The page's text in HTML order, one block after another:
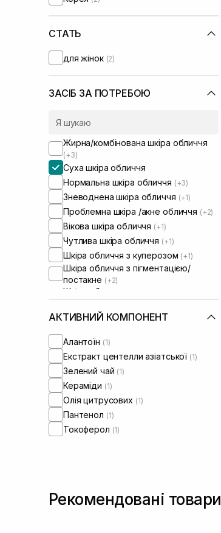
Medicube
Medik8(+4)
Needly
Question and Answer
Real Barrier(+1)
Rejuran (+2)
Sachi Skin
Transparent-Lab
UIQ(+4)
Usolab(+4)
VT Cosmetics(+1)
СТАТЬ
для жінок (2)
ЗАСІБ ЗА ПОТРЕБОЮ
Жирна/комбінована шкіра обличчя
(+3)
Суха шкіра обличчя
Нормальна шкіра обличчя (+3)
Зневоднена шкіра обличчя (+1)
Проблемна шкіра /акне обличчя (+2)
Вікова шкіра обличчя (+1)
Чутлива шкіра обличчя (+1)
Шкіра обличчя з куперозом (+1)
Шкіра обличчя з пігментацією/
постакне (+2)
Шкіра обличчя з розширеними
порами
Шкіра обличчя з порушеним
Шкіра обличчя з порушеним
мікробіомом
АКТИВНИЙ КОМПОНЕНТ
Алантоїн (1)
Екстракт центелли азіатської (1)
Зелений чай (1)
Кераміди (1)
Олія цитрусових (1)
Пантенол (1)
Токоферол (1)
Рекомендовані товари